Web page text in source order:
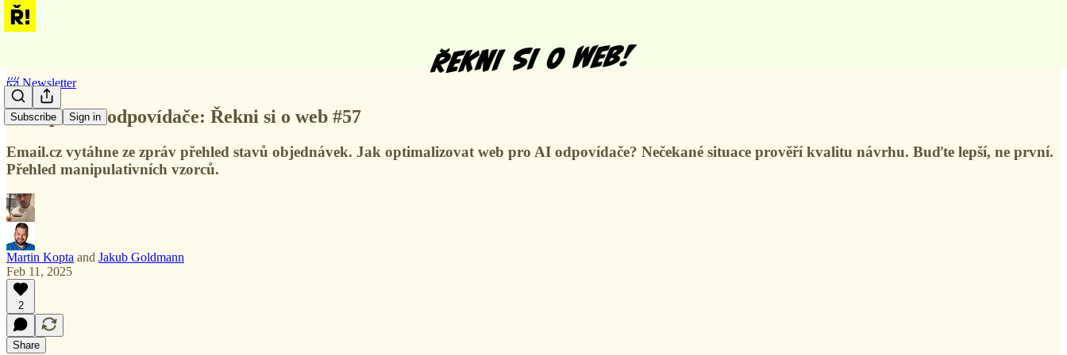
Subscribe Sign in
📨 Newsletter
SEO pro AI odpovídače: Řekni si o web #57
Email.cz vytáhne ze zpráv přehled stavů objednávek. Jak optimalizovat web pro AI odpovídače? Nečekané situace prověří kvalitu návrhu. Buďte lepší, ne první.
Přehled manipulativních vzorců.
Martin Kopta and Jakub Goldmann
Feb 11, 2025
2
Share